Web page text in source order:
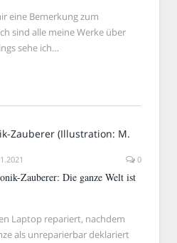
eine Bemerkung zum
sind alle meine Werke über
sehe ich…
0
Zauberer: Die ganze Welt ist
Laptop repariert, nachdem
als unreparierbar deklariert